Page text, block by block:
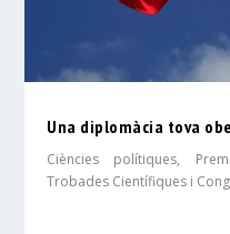
Una diplomàcia tova
Ciències polítiques,
Trobades Científiques i